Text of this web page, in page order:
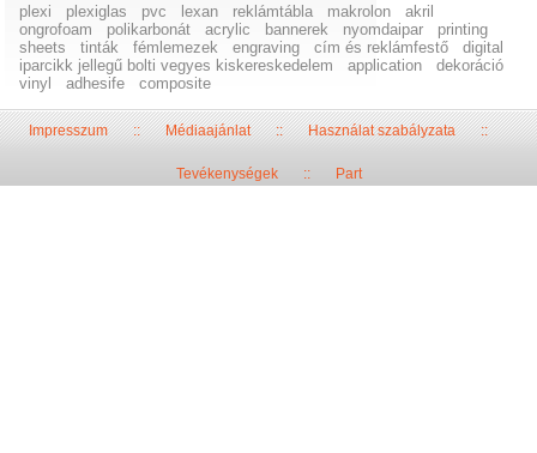
plexi plexiglas pvc lexan reklámtábla makrolon
akril
ongrofoam
polikarbonát acrylic bannerek nyomdaipar
printing
sheets
tinták fémlemezek engraving cím és reklámfestő
digital
iparcikk jellegű bolti vegyes kiskereskedelem
application
dekoráció
vinyl
adhesife composite
Impresszum::Médiaajánlat::Használat szabályzata::
Tevékenységek:: Part